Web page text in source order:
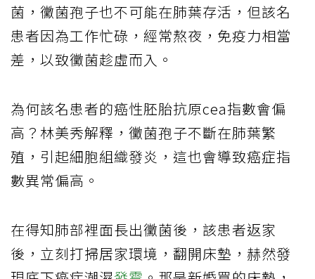
菌，黴菌孢子也不可能在肺葉存活，但該名
患者因為工作忙碌，經常熬夜，免疫力相當
差，以致黴菌趁虛而入。
為何該名患者的癌性胚胎抗原cea指數會偏
高？林美秀解釋，黴菌孢子不斷在肺葉繁
殖，引起細胞組織發炎，這也會導致癌症指
數異常偏高。
在得知肺部裡面長出黴菌後，該患者返家
後，立刻打掃居家環境，翻開床墊，赫然發